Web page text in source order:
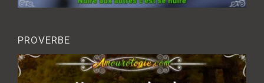
PROVERBE